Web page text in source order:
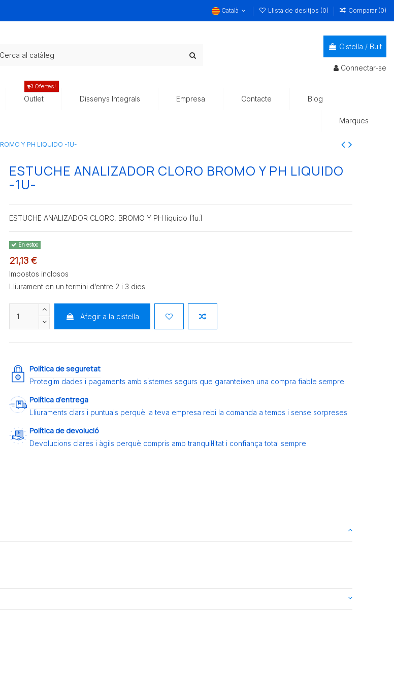
Català Llista de desitjos (0) Comparar (0)
Cistella / Buit
Connectar-se
Outlet
Ofertes!
Dissenys Integrals Empresa Contacte Blog
Marques
Y PH LIQUIDO -1U-
ESTUCHE ANALIZADOR CLORO BROMO Y PH LIQUIDO
-1U-
ESTUCHE ANALIZADOR CLORO, BROMO Y PH liquido [1u.]
En estoc
21,13 €
Impostos inclosos
Lliurament en un termini d’entre 2 i 3 dies
Afegir a la cistella
Política de seguretat
Protegim dades i pagaments amb sistemes segurs que garanteixen una compra fiable sempre
Política d’entrega
Lliuraments clars i puntuals perquè la teva empresa rebi la comanda a temps i sense sorpreses
Política de devolució
Devolucions clares i àgils perquè compris amb tranquil·litat i confiança total sempre